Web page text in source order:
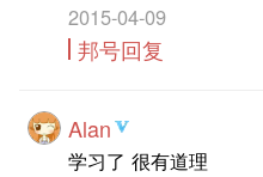
2015-04-09
邦号回复
Alan
学习了 很有道理